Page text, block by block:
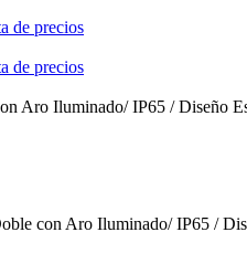
de precios
de precios